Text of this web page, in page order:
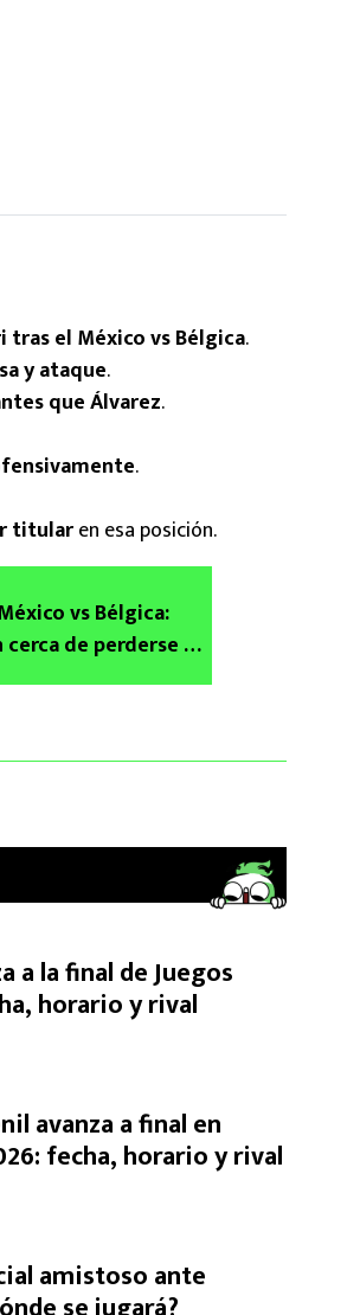
el México vs Bélgica.
y ataque.
que Álvarez.
.
titularen esa posición.
vs Bélgica:
de perderse el
a la final de Juegos
horario y rival
avanza a final en
fecha, horario y rival
amistoso ante